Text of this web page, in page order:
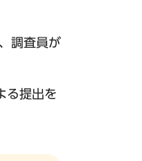
調査員が
る提出を